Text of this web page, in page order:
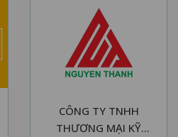
CÔNG TY TNHH
THƯƠNG MẠI KỸ